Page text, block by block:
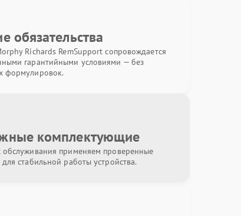
обязательства
Richards RemSupport сопровождается
гарантийными условиями — без
формулировок.
комплектующие
обслуживания применяем проверенные
стабильной работы устройства.